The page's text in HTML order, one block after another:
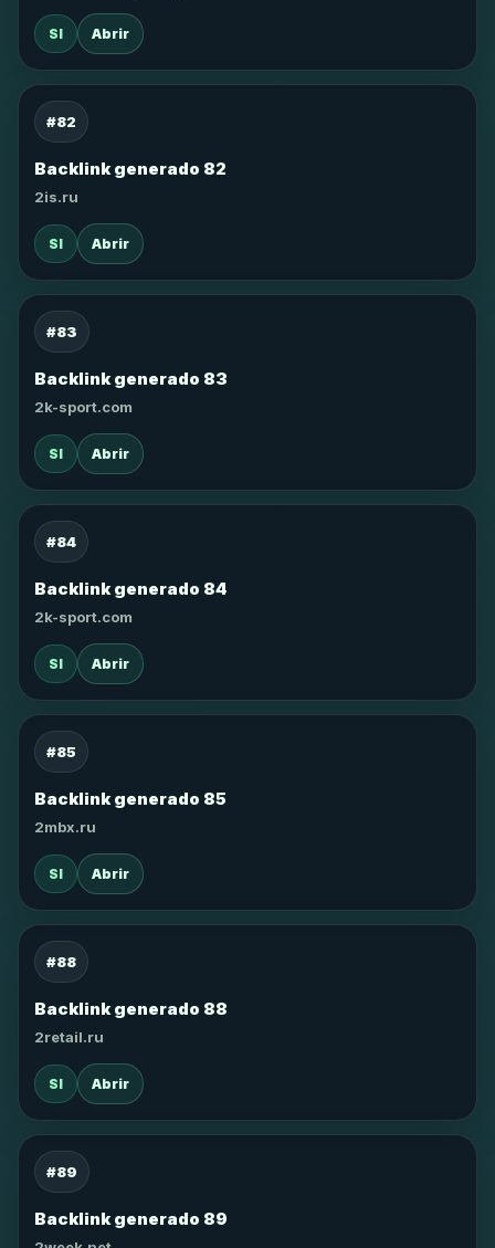
SI Abrir
#82
Backlink generado 82
2is.ru
SI Abrir
#83
Backlink generado 83
2k-sport.com
SI Abrir
#84
Backlink generado 84
2k-sport.com
SI Abrir
#85
Backlink generado 85
2mbx.ru
SI Abrir
#88
Backlink generado 88
2retail.ru
SI Abrir
#89
Backlink generado 89